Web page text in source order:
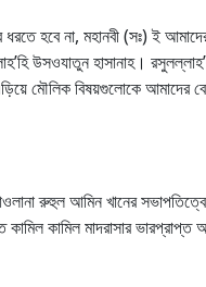
হবে না, মহানবী (সঃ) ই
উসওযাতুন হাসানাহ।
এড়িয়ে মৌলিক বিষয়গুলোকে
রুহুল আমিন খানের
কামিল কামিল মাদরাসার